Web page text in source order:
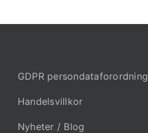
GDPR persondataforordning
Handelsvillkor
Nyheter / Blog